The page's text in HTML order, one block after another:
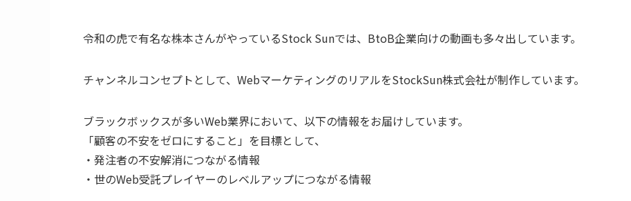
令和の虎で有名な株本さんがやっているStock Sunでは、BtoB企業向けの動画も多々出しています。
チャンネルコンセプトとして、WebマーケティングのリアルをStockSun株式会社が制作しています。
ブラックボックスが多いWeb業界において、以下の情報をお届けしています。
「顧客の不安をゼロにすること」を目標として、
・発注者の不安解消につながる情報
・世のWeb受託プレイヤーのレベルアップにつながる情報